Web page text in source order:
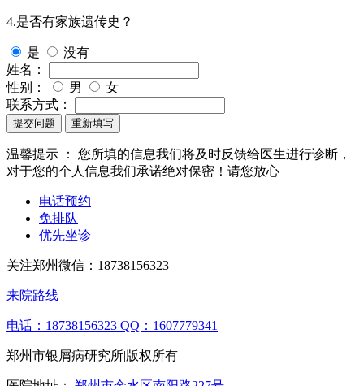
4.是否有家族遗传史？
是
没有
姓名：
性别：
男
女
联系方式：
提交问题 重新填写
温馨提示 ： 您所填的信息我们将及时反馈给医生进行诊断，
对于您的个人信息我们承诺绝对保密！请您放心
电话预约
免排队
优先坐诊
关注郑州微信： 18738156323
来院路线
电话：18738156323 QQ：1607779341
郑州市银屑病研究所|版权所有